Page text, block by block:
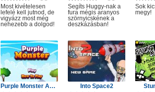
Most kivételesen
lefelé kell jutnod, de
vigyázz most még
nehezebb a dolgod!
Segíts Huggy-nak a
fura mégis aranyos
szörnyicskének a
deszkázásban!
Sok
megy!
Purple Monster Adventure Into Space2